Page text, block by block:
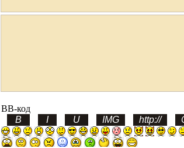
BB-код